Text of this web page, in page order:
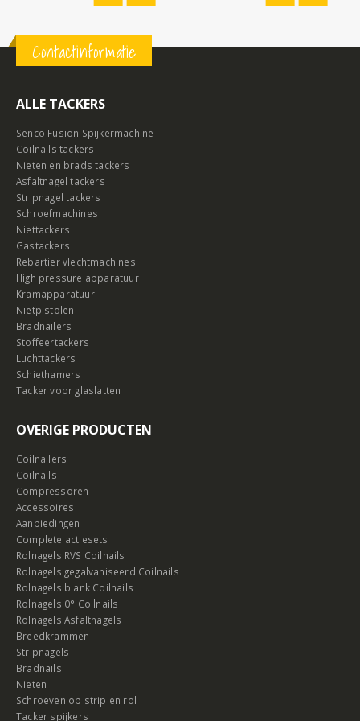
Contactinformatie
ALLE TACKERS
Senco Fusion Spijkermachine
Coilnails tackers
Nieten en brads tackers
Asfaltnagel tackers
Stripnagel tackers
Schroefmachines
Niettackers
Gastackers
Rebartier vlechtmachines
High pressure apparatuur
Kramapparatuur
Nietpistolen
Bradnailers
Stoffeertackers
Luchttackers
Schiethamers
Tacker voor glaslatten
OVERIGE PRODUCTEN
Coilnailers
Coilnails
Compressoren
Accessoires
Aanbiedingen
Complete actiesets
Rolnagels RVS Coilnails
Rolnagels gegalvaniseerd Coilnails
Rolnagels blank Coilnails
Rolnagels 0° Coilnails
Rolnagels Asfaltnagels
Breedkrammen
Stripnagels
Bradnails
Nieten
Schroeven op strip en rol
Tacker spijkers